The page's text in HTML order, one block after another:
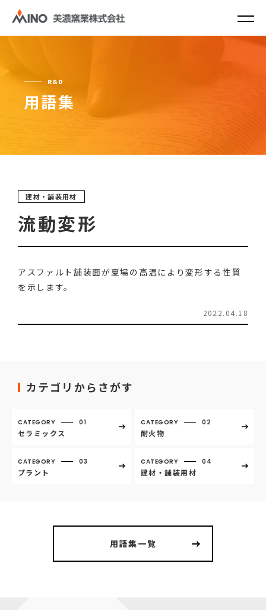
R&D
用語集
建材・舗装用材
流動変形
アスファルト舗装面が夏場の高温により変形する性質
を示します。
2022.04.18
カテゴリからさがす
CATEGORY 01
セラミックス
CATEGORY 02
耐火物
CATEGORY 03
プラント
CATEGORY 04
建材・舗装用材
用語集一覧